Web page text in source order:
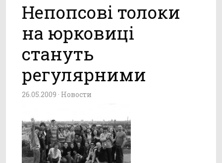
Непопсові толоки
на юрковиці
стануть
регулярними
26.05.2009 · Новости